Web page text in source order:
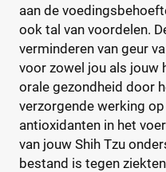
Prins
Pro Plan
Purizon
Renske
Versele-Laga
Soort hondenvoer
Droogvoer
Levensfase
aan de
ook tal van voordelen.
verminderen van geur
voor zowel jou als jouw
orale gezondheid door
verzorgende werking
antioxidanten in het
van jouw Shih Tzu
bestand is tegen